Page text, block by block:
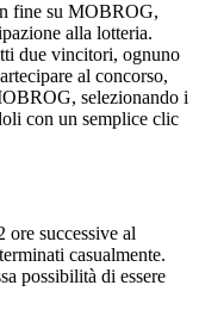
fine su MOBROG,
alla lotteria.
due vincitori, ognuno
al concorso,
selezionando i
con un semplice clic
ore successive al
casualmente.
possibilità di essere